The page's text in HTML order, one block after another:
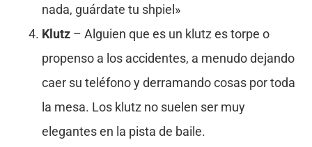
nada, guárdate tu shpiel»
Klutz– Alguien que es un klutz es torpe o
propenso a los accidentes, a menudo dejando
caer su teléfono y derramando cosas por toda
la mesa. Los klutz no suelen ser muy
elegantes en la pista de baile.